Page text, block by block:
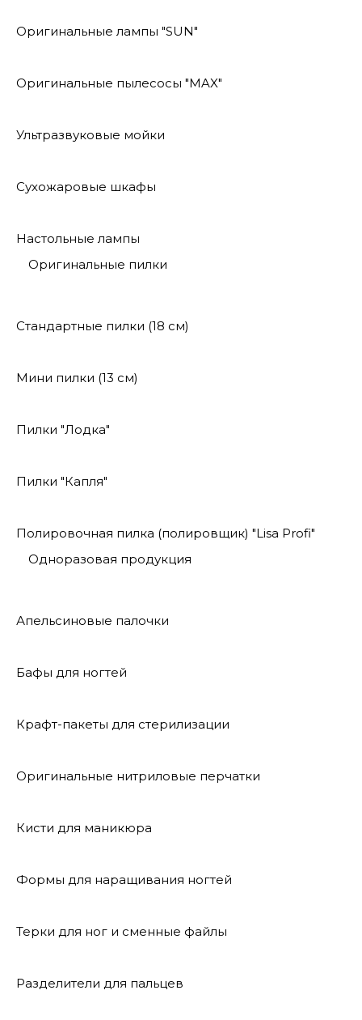
Оригинальные лампы "SUN"
Оригинальные пылесосы "MAX"
Ультразвуковые мойки
Сухожаровые шкафы
Настольные лампы
Оригинальные пилки
Стандартные пилки (18 см)
Мини пилки (13 см)
Пилки "Лодка"
Пилки "Капля"
Полировочная пилка (полировщик) "Lisa Profi"
Одноразовая продукция
Апельсиновые палочки
Бафы для ногтей
Крафт-пакеты для стерилизации
Оригинальные нитриловые перчатки
Кисти для маникюра
Формы для наращивания ногтей
Терки для ног и сменные файлы
Разделители для пальцев